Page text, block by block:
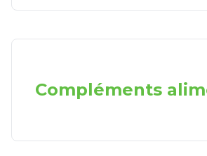
Compléments